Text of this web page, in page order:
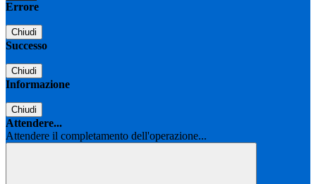
Errore
Chiudi
Successo
Chiudi
Informazione
Chiudi
Attendere...
Attendere il completamento dell'operazione...